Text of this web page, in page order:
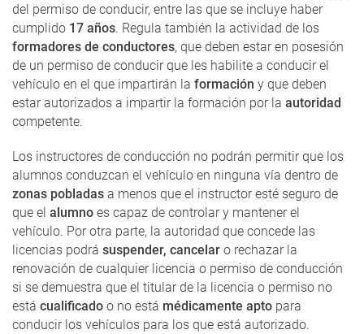
del permiso de conducir, entre las que se incluye haber
cumplido 17 años. Regula también la actividad de los
formadores de conductores, que deben estar en posesión
de un permiso de conducir que les habilite a conducir el
vehículo en el que impartirán la formación y que deben
estar autorizados a impartir la formación por la autoridad
competente.
Los instructores de conducción no podrán permitir que los
alumnos conduzcan el vehículo en ninguna vía dentro de
zonas pobladas a menos que el instructor esté seguro de
que el alumno es capaz de controlar y mantener el
vehículo. Por otra parte, la autoridad que concede las
licencias podrá suspender, cancelar o rechazar la
renovación de cualquier licencia o permiso de conducción
si se demuestra que el titular de la licencia o permiso no
está cualificado o no está médicamente apto para
conducir los vehículos para los que está autorizado.